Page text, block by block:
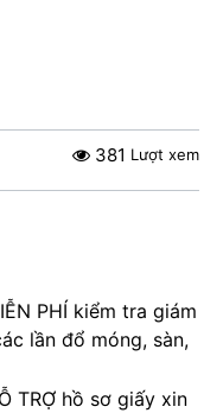
381 Lượt xem
PHÍ kiểm tra giám
lần đổ móng, sàn,
TRỢ hồ sơ giấy xin